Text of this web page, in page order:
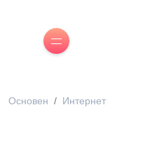
Основен Интернет